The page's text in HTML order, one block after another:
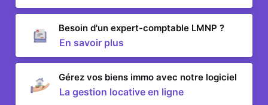
Besoin d'un expert-comptable LMNP ?
En savoir plus
Gérez vos biens immo avec notre logiciel
La gestion locative en ligne